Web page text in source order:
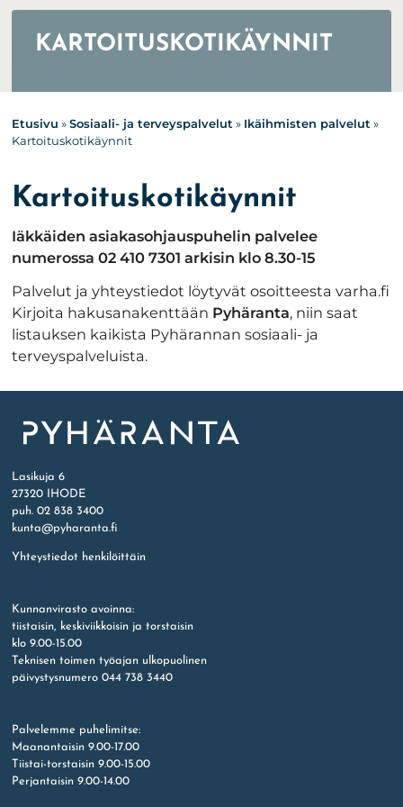
KARTOITUSKOTIKÄYNNIT
Etusivu »Sosiaali- ja terveyspalvelut » Ikäihmisten palvelut »
Kartoituskotikäynnit
Kartoituskotikäynnit
Iäkkäiden asiakasohjauspuhelin palvelee
numerossa 02 410 7301 arkisin klo 8.30-15
Palvelut ja yhteystiedot löytyvät osoitteesta varha.fi
Kirjoita hakusanakenttään Pyhäranta, niin saat
listauksen kaikista Pyhärannan sosiaali- ja
terveyspalveluista.
Lasikuja 6
27320 IHODE
puh. 02 838 3400
kunta@pyharanta.fi
Yhteystiedot henkilöittäin
Kunnanvirasto avoinna:
tiistaisin, keskiviikkoisin ja torstaisin
klo 9.00-15.00
Teknisen toimen työajan ulkopuolinen
päivystysnumero 044 738 3440
Palvelemme puhelimitse:
Maanantaisin 9.00-17.00
Tiistai-torstaisin 9.00-15.00
Perjantaisin 9.00-14.00